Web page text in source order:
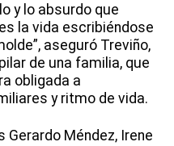
y lo absurdo que
la vida escribiéndose
aseguró Treviño,
de una familia, que
obligada a
y ritmo de vida.
Méndez, Irene